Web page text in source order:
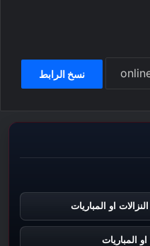
نسخ الرابط
او المباريات
المباريات